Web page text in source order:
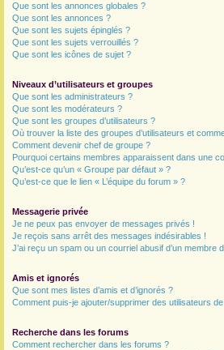
Que sont les annonces globales ?
Que sont les annonces ?
Que sont les sujets épinglés ?
Que sont les sujets verrouillés ?
Que sont les icônes de sujet ?
Niveaux d’utilisateurs et groupes
Que sont les administrateurs ?
Que sont les modérateurs ?
Que sont les groupes d’utilisateurs ?
Où trouver la liste des groupes d’utilisateurs et
Comment devenir chef de groupe ?
Pourquoi certains membres apparaissent dans une
Qu’est-ce qu’un « Groupe par défaut » ?
Qu’est-ce que le lien « L’équipe du forum » ?
Messagerie privée
Je ne peux pas envoyer de messages privés !
Je reçois sans arrêt des messages indésirables !
J’ai reçu un spam ou un courriel abusif d’un membre
Amis et ignorés
Que sont mes listes d’amis et d’ignorés ?
Comment puis-je ajouter/supprimer des utilisateurs de
Recherche dans les forums
Comment rechercher dans les forums ?